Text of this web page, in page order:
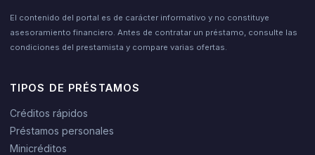
El contenido del portal es de carácter informativo y no constituye
asesoramiento financiero. Antes de contratar un préstamo, consulte las
condiciones del prestamista y compare varias ofertas.
TIPOS DE PRÉSTAMOS
Créditos rápidos
Préstamos personales
Minicréditos